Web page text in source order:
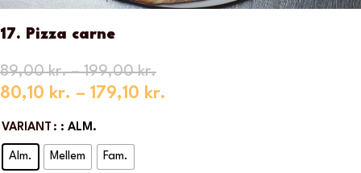
17. Pizza carne
89,00kr. – 199,00kr.
80,10 kr. – 179,10 kr.
VARIANT : ALM.
Alm. Mellem Fam.